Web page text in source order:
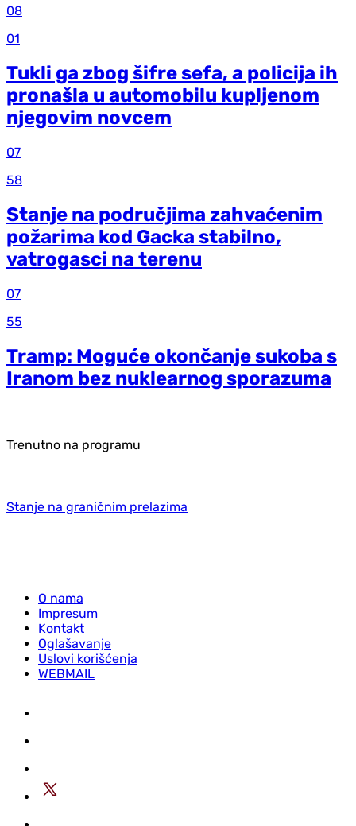
08
01
Tukli ga zbog šifre sefa, a policija ih
pronašla u automobilu kupljenom
njegovim novcem
07
58
Stanje na područjima zahvaćenim
požarima kod Gacka stabilno,
vatrogasci na terenu
07
55
Tramp: Moguće okončanje sukoba s
Iranom bez nuklearnog sporazuma
Trenutno na programu
Stanje na graničnim prelazima
O nama
Impresum
Kontakt
Oglašavanje
Uslovi korišćenja
WEBMAIL